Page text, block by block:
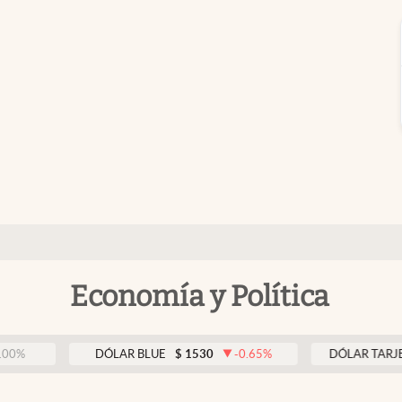
Economía y Política
DÓLAR BLUE $ 1530 -0.65 % DÓLAR TARJETA $